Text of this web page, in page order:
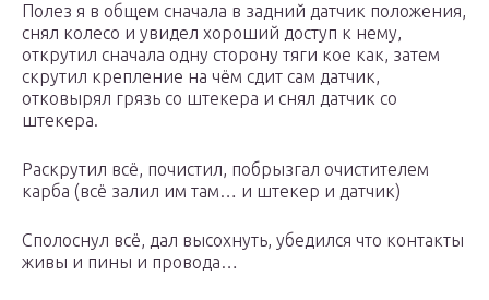
Полез я в общем сначала в задний датчик положения,
снял колесо и увидел хороший доступ к нему,
открутил сначала одну сторону тяги кое как, затем
скрутил крепление на чём сдит сам датчик,
отковырял грязь со штекера и снял датчик со
штекера.
Раскрутил всё, почистил, побрызгал очистителем
карба (всё залил им там… и штекер и датчик)
Сполоснул всё, дал высохнуть, убедился что контакты
живы и пины и провода…